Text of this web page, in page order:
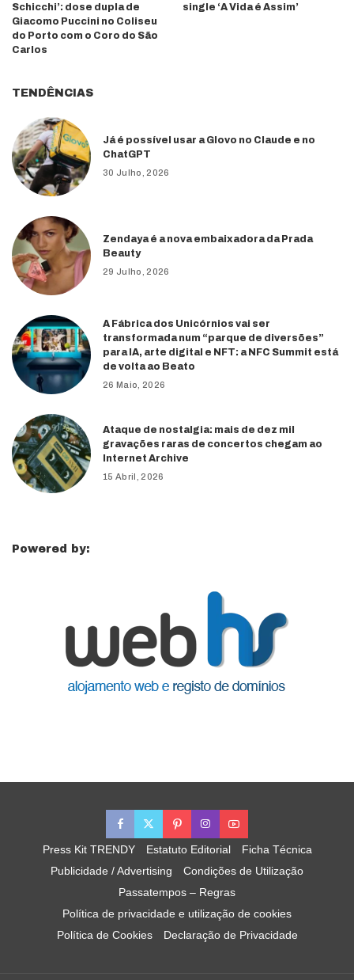
Schicchi’: dose dupla de
Giacomo Puccini no Coliseu
do Porto com o Coro do São
Carlos
single ‘A Vida é Assim’
TENDÊNCIAS
Já é possível usar a Glovo no Claude e no
ChatGPT
30 Julho, 2026
Zendaya é a nova embaixadora da Prada
Beauty
29 Julho, 2026
A Fábrica dos Unicórnios vai ser
transformada num “parque de diversões”
para IA, arte digital e NFT: a NFC Summit está
de volta ao Beato
26 Maio, 2026
Ataque de nostalgia: mais de dez mil
gravações raras de concertos chegam ao
Internet Archive
15 Abril, 2026
Powered by:
Press Kit TRENDY Estatuto Editorial
Ficha Técnica
Publicidade / Advertising
Condições de Utilização
Passatempos – Regras
Política de privacidade e utilização de cookies
Política de Cookies
Declaração de Privacidade